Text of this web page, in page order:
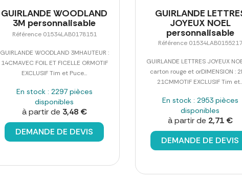
GUIRLANDE WOODLAND
3M personnalisable
Référence 01534LAB0178151
GUIRLANDE WOODLAND 3MHAUTEUR :
14CMAVEC FOIL ET FICELLE ORMOTIF
EXCLUSIF Tim et Puce...
En stock : 2297 pièces
disponibles
à partir de 3,48 €
DEMANDE DE DEVIS
GUIRLANDE
JOYEUX NOEL
personnalisable
Référence 01534LAB0155217
GUIRLANDE LETTRES JOYEUX
carton rouge et orDIMENSION :
21CMMOTIF EXCLUSIF Tim
En stock : 2953 pièces
disponibles
à partir de 2,71 €
DEMANDE DE DEVIS